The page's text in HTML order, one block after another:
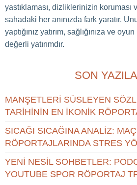
yastıklaması, dizliklerinizin koruması
sahadaki her anınızda fark yaratır.
yaptığınız yatırım, sağlığınıza ve
değerli yatırımdır.
SON
MANŞETLERI SÜSLEYEN
TARIHININ EN İKONIK
SICAĞI SICAĞINA ANALIZ:
RÖPORTAJLARINDA STRES
YENI NESIL SOHBETLER:
YOUTUBE SPOR RÖPORTAJ